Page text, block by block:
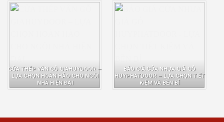
CỬA THÉP VÂN GỖ GIAHUYDOOR –
LỰA CHỌN HOÀN HẢO CHO NGÔI
NHÀ HIỆN ĐẠI
BÁO GIÁ CỬA NHỰA GIẢ GỖ
HUYPHATDOOR – LỰA CHỌN TIẾT
KIỆM VÀ BỀN BỈ